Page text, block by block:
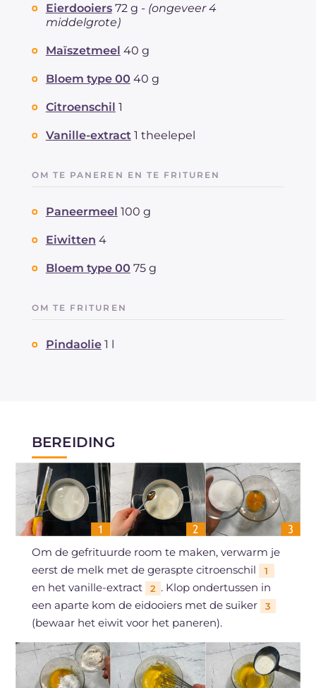
Eierdooiers 72 g - (ongeveer 4
middelgrote)
Maïszetmeel 40 g
Bloem type 00 40 g
Citroenschil 1
Vanille-extract 1 theelepel
OM TE PANEREN EN TE FRITUREN
Paneermeel 100 g
Eiwitten 4
Bloem type 00 75 g
OM TE FRITUREN
Pindaolie 1 l
BEREIDING
Om de gefrituurde room te maken, verwarm je
eerst de melk met de geraspte citroenschil
1
en het vanille-extract 2 . Klop ondertussen in
een aparte kom de eidooiers met de suiker
3
(bewaar het eiwit voor het paneren).